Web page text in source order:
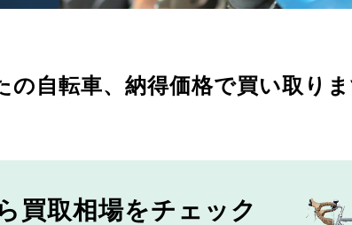
の自転車、 納得価格で買い取り
買取相場をチェック